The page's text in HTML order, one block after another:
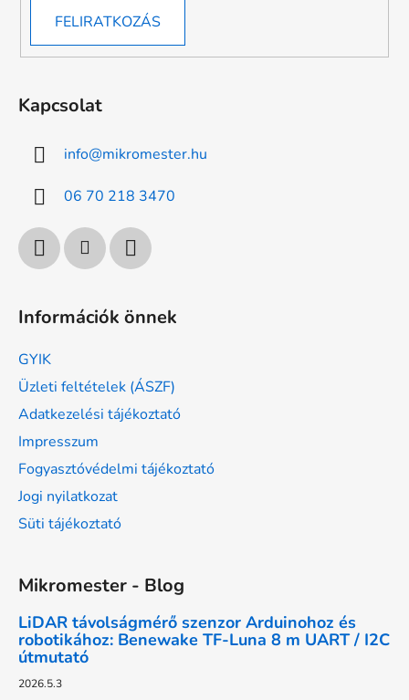
FELIRATKOZÁS
Kapcsolat
info@mikromester.hu
06 70 218 3470
Információk önnek
GYIK
Üzleti feltételek (ÁSZF)
Adatkezelési tájékoztató
Impresszum
Fogyasztóvédelmi tájékoztató
Jogi nyilatkozat
Süti tájékoztató
Mikromester - Blog
LiDAR távolságmérő szenzor Arduinohoz és
robotikához: Benewake TF-Luna 8 m UART / I2C
útmutató
2026.5.3